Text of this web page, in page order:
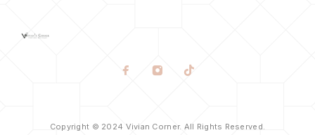
Copyright © 2024 Vivian Corner. All Rights Reserved.